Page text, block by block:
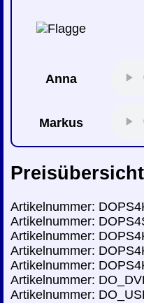
Anna
Markus
Artikelnummer:
Artikelnummer:
Artikelnummer:
Artikelnummer:
Artikelnummer:
Artikelnummer:
Artikelnummer: